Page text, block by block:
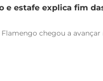
e estafe explica fim
chegou a avançar